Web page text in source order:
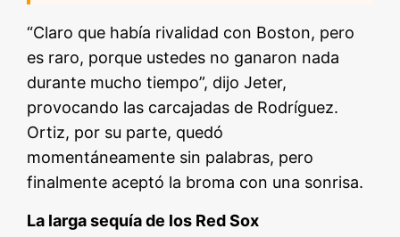
“Claro que había rivalidad con Boston, pero
es raro, porque ustedes no ganaron nada
durante mucho tiempo”, dijo Jeter,
provocando las carcajadas de Rodríguez.
Ortiz, por su parte, quedó
momentáneamente sin palabras, pero
finalmente aceptó la broma con una sonrisa.
La larga sequía de los Red Sox